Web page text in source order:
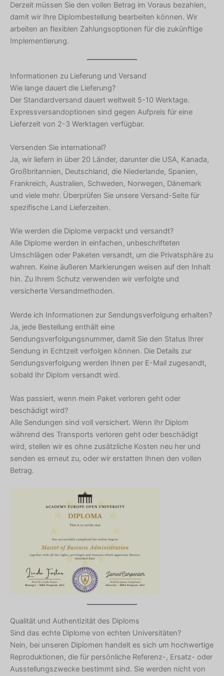
Derzeit müssen Sie den vollen Betrag im Voraus bezahlen,
damit wir Ihre Diplombestellung bearbeiten können. Wir
arbeiten an flexiblen Zahlungsoptionen für die zukünftige
Implementierung.
Informationen zu Lieferung und Versand
Wie lange dauert die Lieferung?
Der Standardversand dauert weltweit 5-10 Werktage.
Expressversandoptionen sind gegen Aufpreis für eine
Lieferzeit von 2-3 Werktagen verfügbar.
Versenden Sie international?
Ja, wir liefern in über 20 Länder, darunter die USA, Kanada,
Großbritannien, Deutschland, die Niederlande, Spanien,
Frankreich, Australien, Schweden, Norwegen, Dänemark
und viele mehr. Überprüfen Sie unsere Versand-Seite für
spezifische Land Lieferzeiten.
Wie werden die Diplome verpackt und versandt?
Alle Diplome werden in einfachen, unbeschrifteten
Umschlägen oder Paketen versandt, um die Privatsphäre zu
wahren. Keine äußeren Markierungen weisen auf den Inhalt
hin. Zu Ihrem Schutz verwenden wir verfolgte und
versicherte Versandmethoden.
Werde ich Informationen zur Sendungsverfolgung erhalten?
Ja, jede Bestellung enthält eine
Sendungsverfolgungsnummer, damit Sie den Status Ihrer
Sendung in Echtzeit verfolgen können. Die Details zur
Sendungsverfolgung werden Ihnen per E-Mail zugesandt,
sobald Ihr Diplom versandt wird.
Was passiert, wenn mein Paket verloren geht oder
beschädigt wird?
Alle Sendungen sind voll versichert. Wenn Ihr Diplom
während des Transports verloren geht oder beschädigt
wird, stellen wir es ohne zusätzliche Kosten neu her und
senden es erneut zu, oder wir erstatten Ihnen den vollen
Betrag.
Qualität und Authentizität des Diploms
Sind das echte Diplome von echten Universitäten?
Nein, bei unseren Diplomen handelt es sich um hochwertige
Reproduktionen, die für persönliche Referenz-, Ersatz- oder
Ausstellungszwecke bestimmt sind. Sie werden nicht von